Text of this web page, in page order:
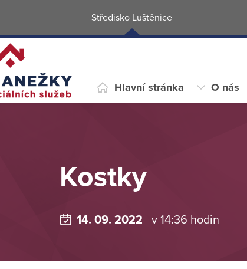
Středisko Luštěnice
Hlavní stránka O nás
Kostky
14. 09. 2022 v 14:36 hodin